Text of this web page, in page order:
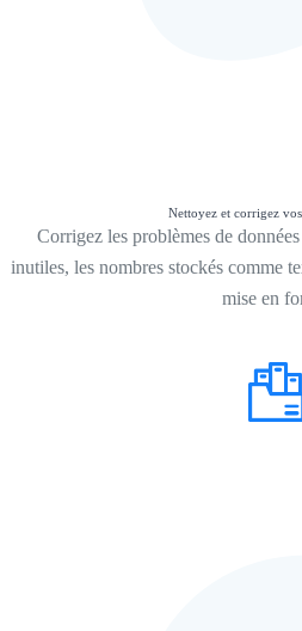
Nettoyez et corrigez
Corrigez les problèmes de
inutiles, les nombres stockés comme
mise en